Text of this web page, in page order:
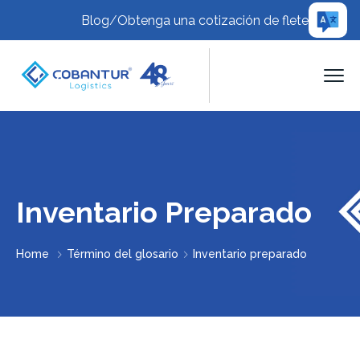
Blog/Obtenga una cotización de flete
Inventario Preparado
Home Término del glosario Inventario preparado